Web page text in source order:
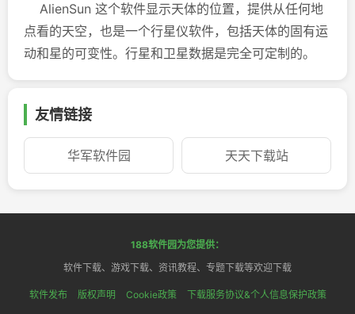
AlienSun 这个软件显示天体的位置，提供从任何地
点看的天空，也是一个行星仪软件，包括天体的固有运
动和星的可变性。行星和卫星数据是完全可定制的。
友情链接
华军软件园 天天下载站
188软件园为您提供：
软件下载、游戏下载、资讯教程、专题下载等欢迎下载
软件发布 版权声明 Cookie政策 下载服务协议&个人信息保护政策